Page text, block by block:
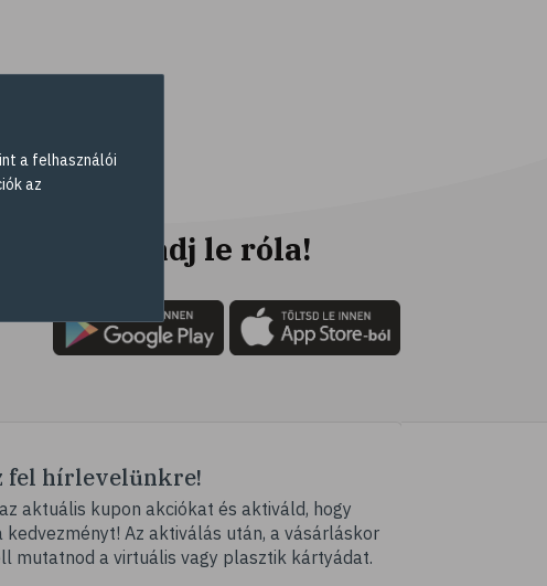
# hal
# egészséges táplálkozás
# omega-3
# D-vitamin
# magas vérnyomás
# vérnyomásmérés
# kardiológia
Ne maradj le róla!
fel hírlevelünkre!
aktuális kupon akciókat és aktiváld, hogy
kedvezményt! Az aktiválás után, a vásárláskor
mutatnod a virtuális vagy plasztik kártyádat.
a felhasználói
az